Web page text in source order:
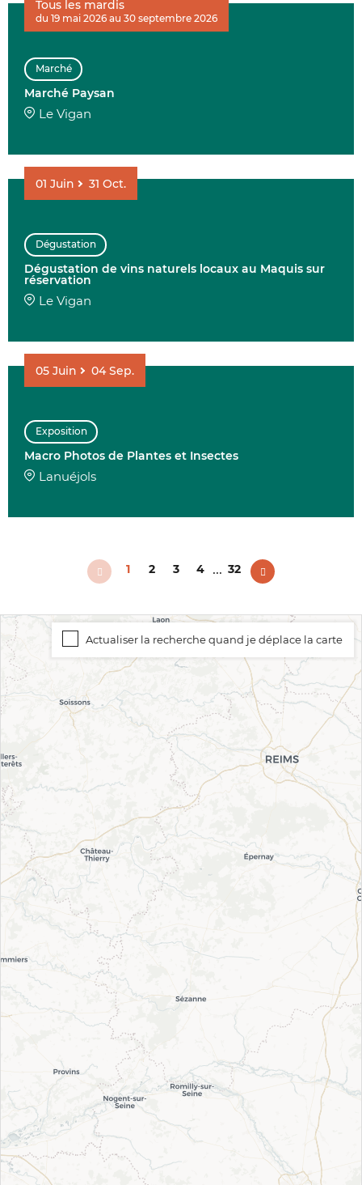
DATE
Marché
Marché Paysan
Le Vigan
Tous les mardis
du 19 mai 2026 au 30 septembre 2026
Dégustation
Dégustation de vins naturels locaux au Maquis sur
réservation
Le Vigan
01 Juin 31 Oct.
Exposition
Macro Photos de Plantes et Insectes
Lanuéjols
05 Juin 04 Sep.
1 2 3 4 ... 32
Actualiser la recherche quand je déplace la carte